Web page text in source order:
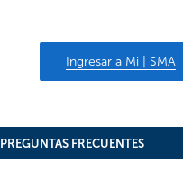
Ingresar a Mi | SMA
PREGUNTAS FRECUENTES